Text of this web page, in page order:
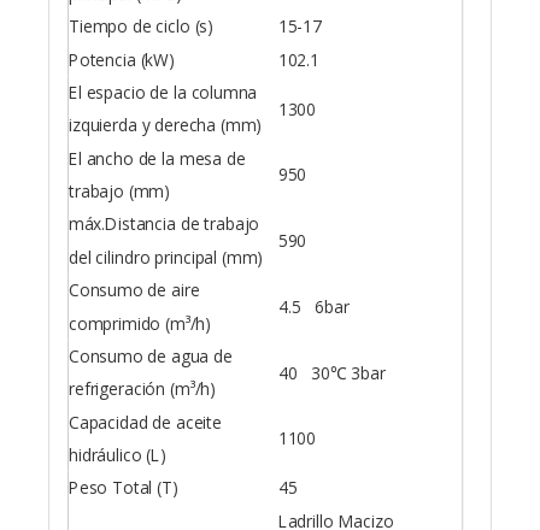
Tiempo de ciclo (s) 15-17
Potencia (kW) 102.1
El espacio de la columna
izquierda y derecha (mm)
1300
El ancho de la mesa de
trabajo (mm)
950
máx.Distancia de trabajo
del cilindro principal (mm)
590
Consumo de aire
comprimido (m³/h)
4.5 6bar
Consumo de agua de
refrigeración (m³/h)
40 30℃ 3bar
Capacidad de aceite
hidráulico (L)
1100
Peso Total (T) 45
Ladrillo Macizo